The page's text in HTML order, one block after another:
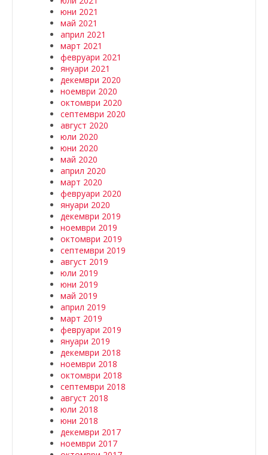
юни 2021
май 2021
април 2021
март 2021
февруари 2021
януари 2021
декември 2020
ноември 2020
октомври 2020
септември 2020
август 2020
юли 2020
юни 2020
май 2020
април 2020
март 2020
февруари 2020
януари 2020
декември 2019
ноември 2019
октомври 2019
септември 2019
август 2019
юли 2019
юни 2019
май 2019
април 2019
март 2019
февруари 2019
януари 2019
декември 2018
ноември 2018
октомври 2018
септември 2018
август 2018
юли 2018
юни 2018
декември 2017
ноември 2017